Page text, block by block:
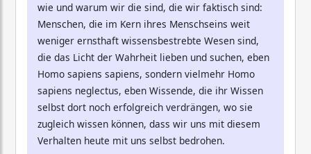
wie und warum wir die sind, die wir faktisch sind:
Menschen, die im Kern ihres Menschseins weit
weniger ernsthaft wissensbestrebte Wesen sind,
die das Licht der Wahrheit lieben und suchen, eben
Homo sapiens sapiens, sondern vielmehr Homo
sapiens neglectus, eben Wissende, die ihr Wissen
selbst dort noch erfolgreich verdrängen, wo sie
zugleich wissen können, dass wir uns mit diesem
Verhalten heute mit uns selbst bedrohen.